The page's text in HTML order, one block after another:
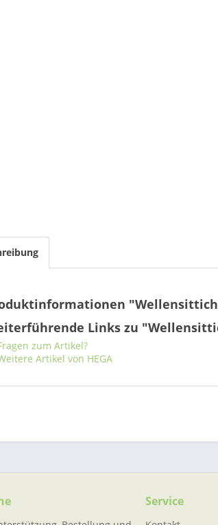
Links zu
zum Artikel?
Artikel von HEGA
Service